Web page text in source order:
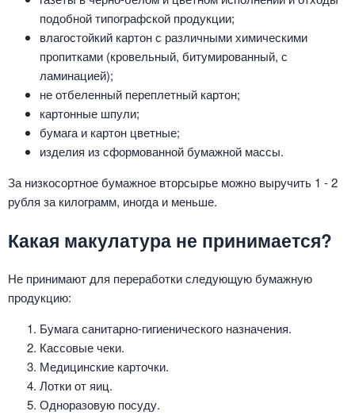
подобной типографской продукции;
влагостойкий картон с различными химическими
пропитками (кровельный, битумированный, с
ламинацией);
не отбеленный переплетный картон;
картонные шпули;
бумага и картон цветные;
изделия из сформованной бумажной массы.
За низкосортное бумажное вторсырье можно выручить 1 - 2
рубля за килограмм, иногда и меньше.
Какая макулатура не принимается?
Не принимают для переработки следующую бумажную
продукцию:
Бумага санитарно-гигиенического назначения.
Кассовые чеки.
Медицинские карточки.
Лотки от яиц.
Одноразовую посуду.